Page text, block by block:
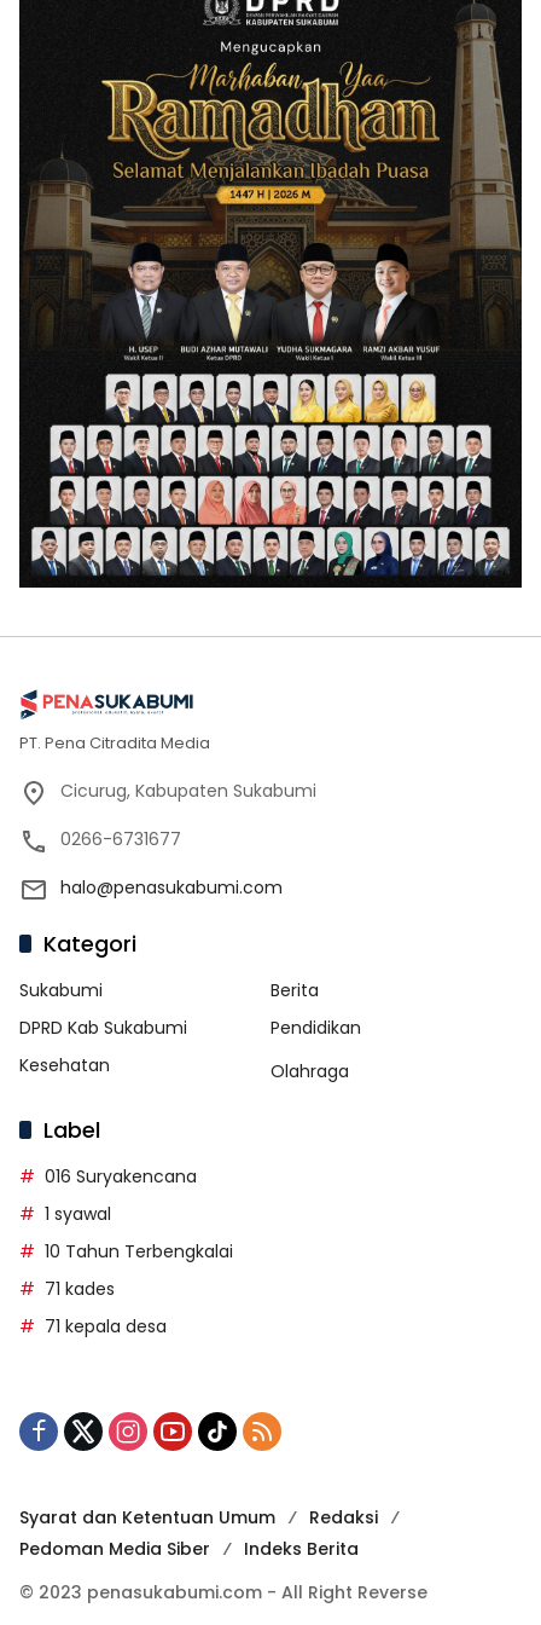
PT. Pena Citradita Media
Cicurug, Kabupaten Sukabumi
0266-6731677
halo@penasukabumi.com
Kategori
Sukabumi
Berita
DPRD Kab Sukabumi
Pendidikan
Kesehatan
Olahraga
Label
016 Suryakencana
1 syawal
10 Tahun Terbengkalai
71 kades
71 kepala desa
Syarat dan Ketentuan Umum
Redaksi
Pedoman Media Siber
Indeks Berita
© 2023 penasukabumi.com - All Right Reverse